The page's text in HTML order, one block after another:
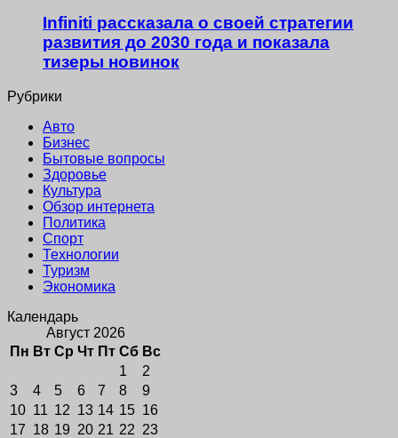
Infiniti рассказала о своей стратегии
развития до 2030 года и показала
тизеры новинок
Рубрики
Авто
Бизнес
Бытовые вопросы
Здоровье
Культура
Обзор интернета
Политика
Спорт
Технологии
Туризм
Экономика
Календарь
Август 2026
Пн Вт Ср Чт Пт Сб Вс
1
2
3
4 5 6 7 8
9
10 11 12 13 14 15 16
17 18 19 20 21 22 23